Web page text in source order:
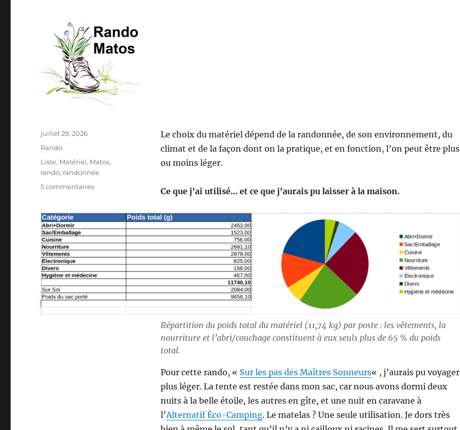
Le choix du matériel dépend de la randonnée, de son environnement, du
climat et de la façon dont on la pratique, et en fonction, l’on peut être plus
ou moins léger.
Ce que j’ai utilisé… et ce que j’aurais pu laisser à la maison.
Répartition du poids total du matériel (11,74 kg) par poste : les vêtements, la
nourriture et l’abri/couchage constituent à eux seuls plus de 65 % du poids
total.
Pour cette rando, « Sur les pas des Maîtres Sonneurs« , j’aurais pu voyager
plus léger. La tente est restée dans mon sac, car nous avons dormi deux
nuits à la belle étoile, les autres en gîte, et une nuit en caravane à
l’Alternatif Éco-Camping. Le matelas ? Une seule utilisation. Je dors très
Publié
juillet 29, 2026
Catégories
Rando
Étiquettes
Liste, Matériel, Matos,
rando, randonnée
5 commentairessur
la
:
les
Pas
des
Maîtres
Sonneurs